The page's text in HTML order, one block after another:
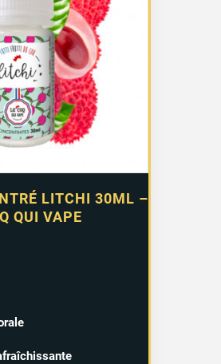
LITCHI 30ML –
QUI VAPE